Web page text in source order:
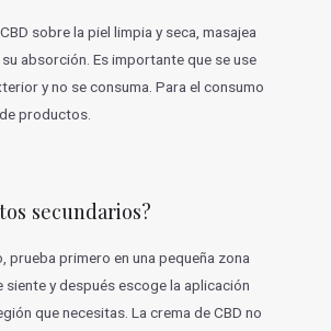
sobre la piel limpia y seca, masajea
absorción. Es importante que se use
y no se consuma. Para el consumo
productos.
secundarios?
prueba primero en una pequeña zona
siente y después escoge la aplicación
que necesitas. La crema de CBD no